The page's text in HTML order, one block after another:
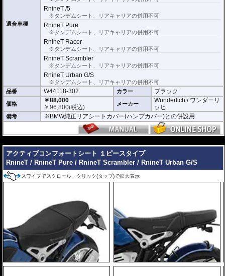
適合車種
RnineT /5
※タンデムシート、リアキャリアの併用不可
RnineT Pure
※タンデムシート、リアキャリアの併用不可
RnineT Racer
※タンデムシート、リアキャリアの併用不可
RnineT Scrambler
※タンデムシート、リアキャリアの併用不可
RnineT Urban G/S
※タンデムシート、リアキャリアの併用不可
品番
W44118-302 カラー ブラック
価格
￥88,000
￥96,800(税込) メーカー
Wunderlich / ワンダーリ
ッヒ
備考 ※BMW純正リアシートカバー(ハンプカバー)との併設用
アクティブコンフォートシート １ピースタイプ
RnineT / RnineT Pure / RnineT Scrambler / RnineT Urban G/S
スワイプでスクロール、クリック(タップ)で拡大表示